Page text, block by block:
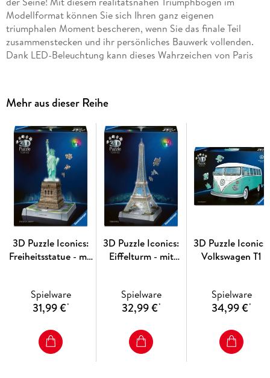
Modellformat können Sie sich Ihren ganz eigenen
triumphalen Moment bescheren, wenn Sie das finale Teil
zusammenstecken und ihr persönliches Bauwerk vollenden.
Dank LED-Beleuchtung kann dieses Wahrzeichen von Paris
echter Ikonen aus der Welt der Architektur, der Technik und
des Design im faszinierenden 3D Puzzle Format. Aus
gebogenen, gewölbten und manchmal sogar knickbaren
Präzisions-Kunststoff-Puzzleteilen entstehen kleine
Meisterwerke für jedes Zuhause. Dank der Nummerierung auf
den Rückseiten der Teile wird der Zusammenbau zu einer
gleichermaßen spannenden und entspannenden
Beschäftigung.
Mehr aus dieser Reihe
3D Puzzle Iconics:
Freiheitsstatue - mit
Spielware
31,99 €*
3D Puzzle Iconics:
Eiffelturm - mit
Spielware
32,99 €*
3D Puzzle Iconics:
Volkswagen T1
Spielware
34,99 €*